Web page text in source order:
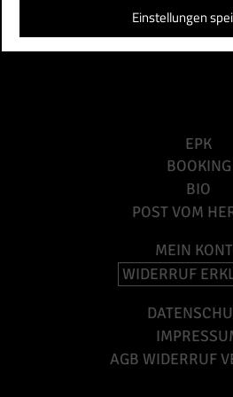
Einstellungen
EPK
BOOKING
BIO
POST VOM
MEIN
WIDERRUF
AGB WIDERRUF